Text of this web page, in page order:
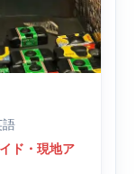
語
ド・現地ア